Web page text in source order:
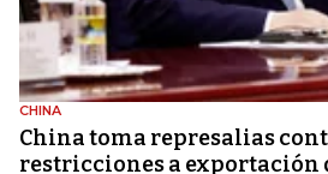
CHINA
China toma represalias
restricciones a exportación